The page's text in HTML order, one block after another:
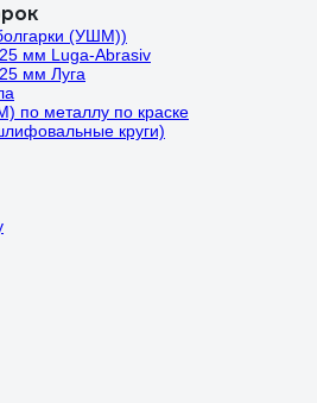
(УШМ))
мм Luga-Abrasiv
мм Луга
по металлу по краске
круги)